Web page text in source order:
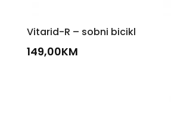
Vitarid-R – sobni bicikl
149,00KM